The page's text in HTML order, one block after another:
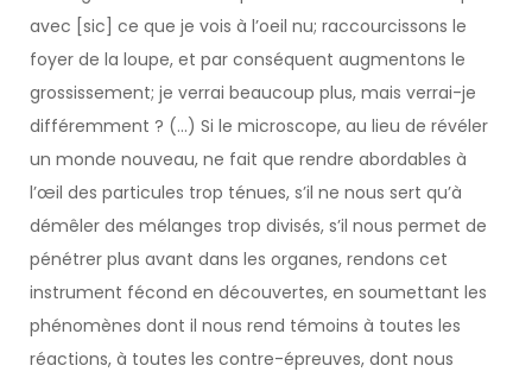
avec [sic] ce que je vois à l’oeil nu; raccourcissons le
foyer de la loupe, et par conséquent augmentons le
grossissement; je verrai beaucoup plus, mais verrai-je
différemment ? (…) Si le microscope, au lieu de révéler
un monde nouveau, ne fait que rendre abordables à
l’œil des particules trop ténues, s’il ne nous sert qu’à
démêler des mélanges trop divisés, s’il nous permet de
pénétrer plus avant dans les organes, rendons cet
instrument fécond en découvertes, en soumettant les
phénomènes dont il nous rend témoins à toutes les
réactions, à toutes les contre-épreuves, dont nous